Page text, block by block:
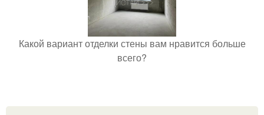
Какой вариант отделки стены вам нравится больше
всего?